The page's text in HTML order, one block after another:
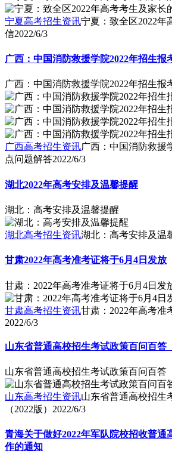
宁夏高考招生资讯宁夏：致全区2022年
信2022/6/3
广西：中国消防救援学院2022年招生报
广西：中国消防救援学院2022年招生报
广西高考招生资讯广西：中国消防救援
点问题解答2022/6/3
湖北2022年高考安排及温馨提醒
湖北：高考安排及温馨提醒
湖北高考招生资讯湖北：高考安排及温
甘肃2022年高考准考证将于6月4日发放
甘肃：2022年高考准考证将于6月4日发
甘肃高考招生资讯甘肃：2022年高考准
2022/6/3
山东省普通高校招生考试政策百问百答
山东省普通高校招生考试政策百问百答
山东高考招生资讯山东省普通高校招生
（2022版） 2022/6/3
青海关于做好2022年军队院校招收普通
作的通知